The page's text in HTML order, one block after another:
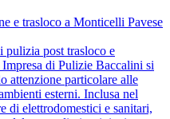
e trasloco a Monticelli Pavese
pulizia post trasloco e
di Pulizie Baccalini si
attenzione particolare alle
esterni. Inclusa nel
di elettrodomestici e sanitari,